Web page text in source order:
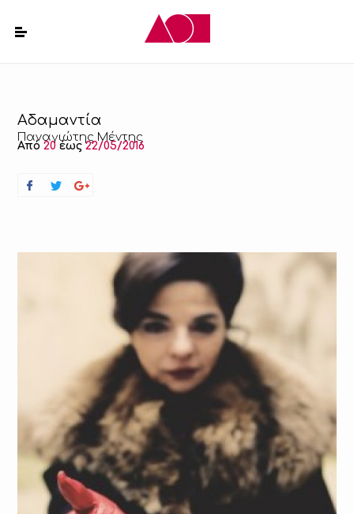
Αδαμαντία
Παναγιώτης Μέντης
Από20 έως22/05/2016